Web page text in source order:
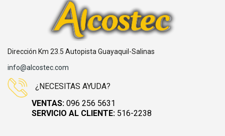
Dirección Km 23.5 Autopista Guayaquil-Salinas
info@alcostec.com
¿NECESITAS AYUDA?
VENTAS: 096 256 5631
SERVICIO AL CLIENTE: 516-2238